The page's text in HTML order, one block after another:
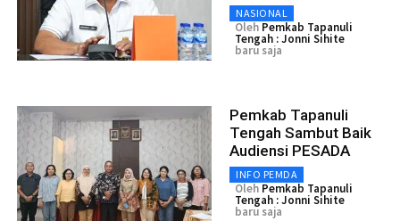
NASIONAL
Oleh Pemkab Tapanuli
Tengah : Jonni Sihite
baru saja
Pemkab Tapanuli
Tengah Sambut Baik
Audiensi PESADA
INFO PEMDA
Oleh Pemkab Tapanuli
Tengah : Jonni Sihite
baru saja